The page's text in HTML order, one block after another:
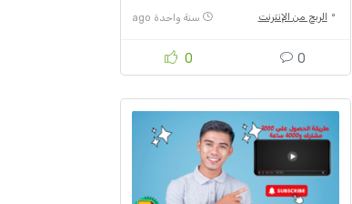
الربح من الإنترنت سنة واحدة ago
0 0